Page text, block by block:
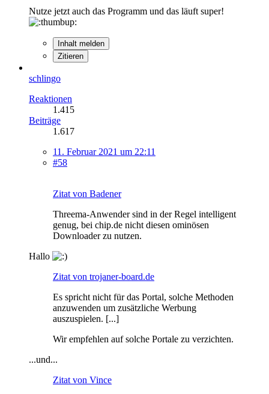
Nutze jetzt auch das Programm und das läuft super!
Inhalt melden
Zitieren
schlingo
Reaktionen
1.415
Beiträge
1.617
11. Februar 2021 um 22:11
#58
Zitat von Badener
Threema-Anwender sind in der Regel intelligent
genug, bei chip.de nicht diesen ominösen
Downloader zu nutzen.
Hallo
Zitat von trojaner-board.de
Es spricht nicht für das Portal, solche Methoden
anzuwenden um zusätzliche Werbung
auszuspielen. [...]
Wir empfehlen auf solche Portale zu verzichten.
...und...
Zitat von Vince